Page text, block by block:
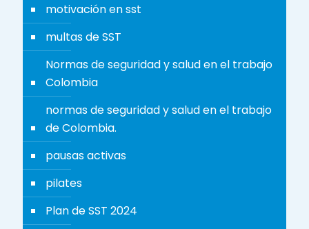
motivación en sst
multas de SST
Normas de seguridad y salud en el trabajo
Colombia
normas de seguridad y salud en el trabajo
de Colombia.
pausas activas
pilates
Plan de SST 2024